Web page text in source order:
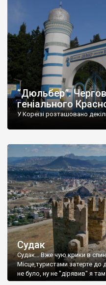
“Дюльбер”.
геніального
У Кореїзі розташовано
Судак
Судак... Вже чую крики в
Місце,туристами затерте
не було, ну не "дірявив" я там